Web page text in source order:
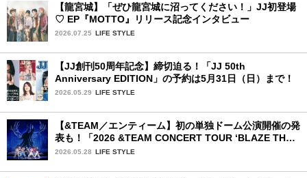
【龍宮城】「ぜひ龍宮城に沼ってください！」JJ初登場
♡ EP『MOTTO』リリース記念インタビュー
2026.07.25 LIFE STYLE
【JJ創刊50周年記念】締切迫る！「JJ 50th
Anniversary EDITION」の予約は5月31日（日）まで！
2026.05.29 LIFE STYLE
【&TEAM／エンティーム】初の単独ドーム公演開催の発
表も！「2026 &TEAM CONCERT TOUR ‘BLAZE THE
WAY’」神奈川公演初日レポ
2026.05.28 LIFE STYLE